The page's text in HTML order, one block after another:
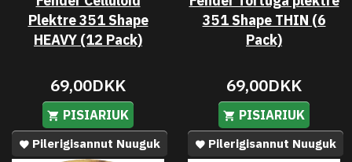
Plektre 351 Shape
HEAVY (12 Pack)
69,00DKK
PISIARIUK
Pilerigisannut Nuuguk
351 Shape THIN (6
Pack)
69,00DKK
PISIARIUK
Pilerigisannut Nuuguk